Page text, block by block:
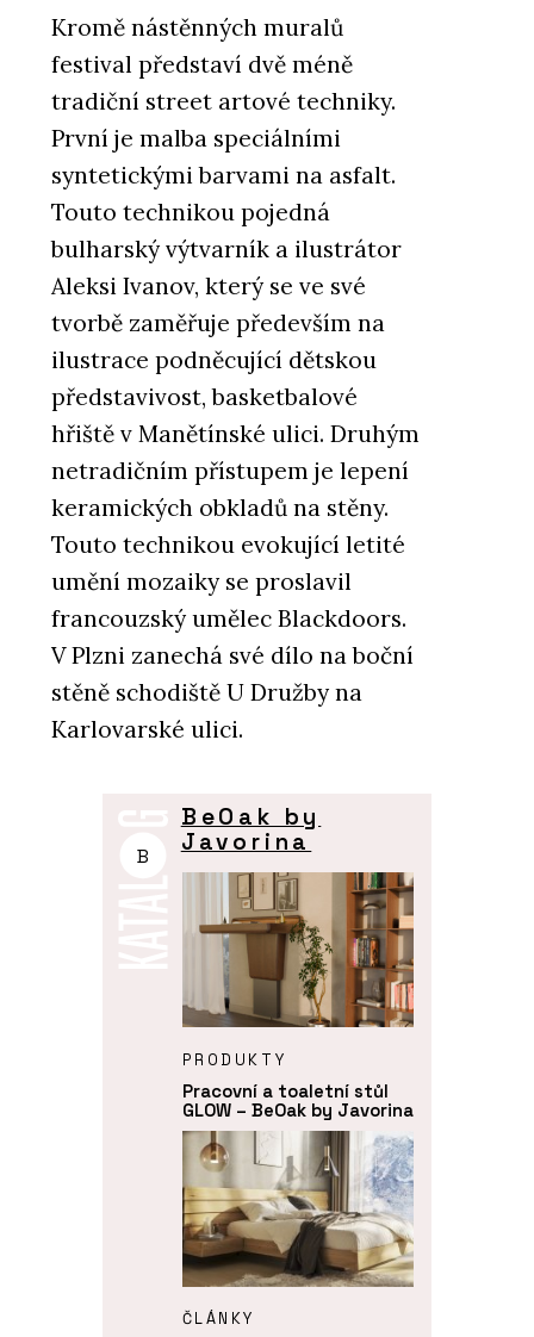
Kromě nástěnných muralů
festival představí dvě méně
tradiční street artové techniky.
První je malba speciálními
syntetickými barvami na asfalt.
Touto technikou pojedná
bulharský výtvarník a ilustrátor
Aleksi Ivanov, který se ve své
tvorbě zaměřuje především na
ilustrace podněcující dětskou
představivost, basketbalové
hřiště v Manětínské ulici. Druhým
netradičním přístupem je lepení
keramických obkladů na stěny.
Touto technikou evokující letité
umění mozaiky se proslavil
francouzský umělec Blackdoors.
V Plzni zanechá své dílo na boční
stěně schodiště U Družby na
Karlovarské ulici.
B
BeOak by
Javorina
PRODUKTY
Pracovní a toaletní stůl
GLOW – BeOak by Javorina
ČLÁNKY